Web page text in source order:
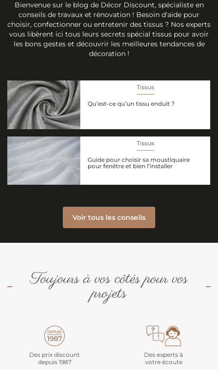
Bienvenue sur le blog de Décor Discount, spécialiste en
conseils de travaux et rénovation ! Besoin d'aide pour
choisir, confectionner ou entretenir des tissus ? Nos experts
vous libèrent ici tous leurs secrets spécial tissus pour avoir
les bons gestes et découvrir les meilleures tendances de
décoration !
Tissus
Qu’est-ce qu’un tissu enduit ?
Tissus
Guide pour choisir sa moustiquaire
pour fenêtre et bien l’installer
Voir tous les conseils
Toujours à vos côtés pour vos
projets
Des prix discount
depuis 1987
Des experts à
votre écoute